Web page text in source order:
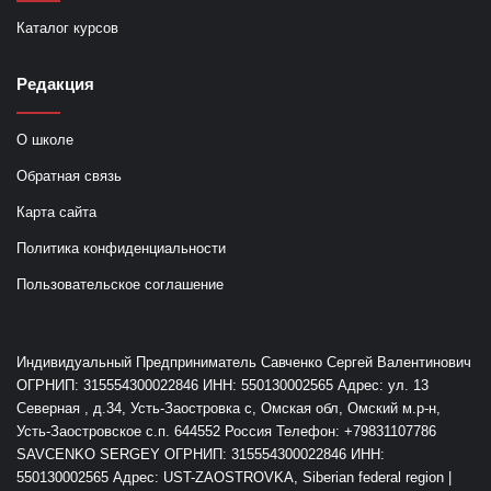
11
12
13
Что означают выпавшие карты из колоды
05:47
13:51
15
Расклад на картах Таро, который
работает даже без вопроса
10:20
Каталог курсов
Редакция
О школе
Обратная связь
Карта сайта
Политика конфиденциальности
Пользовательское соглашение
Индивидуальный Предприниматель Савченко Сергей Валентинович
ОГРНИП: 315554300022846 ИНН: 550130002565 Адрес: ул. 13
Северная , д.34, Усть-Заостровка с, Омская обл, Омский м.р-н,
Усть-Заостровское с.п. 644552 Россия Телефон: +79831107786
SAVCENKO SERGEY ОГРНИП: 315554300022846 ИНН:
550130002565 Адрес: UST-ZAOSTROVKA, Siberian federal region |